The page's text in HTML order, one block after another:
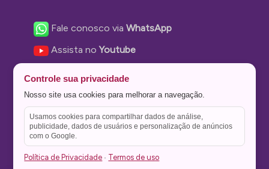
Fale conosco viaWhatsApp
Assista noYoutube
Nos siga no Instagram
Nos siga noTwitter
Salve no
Controle sua privacidade
Nosso site usa cookies para melhorar a navegação.
Usamos cookies para compartilhar dados de análise,
publicidade, dados de usuários e personalização de anúncios
com o Google.
Política de Privacidade · Termos de uso